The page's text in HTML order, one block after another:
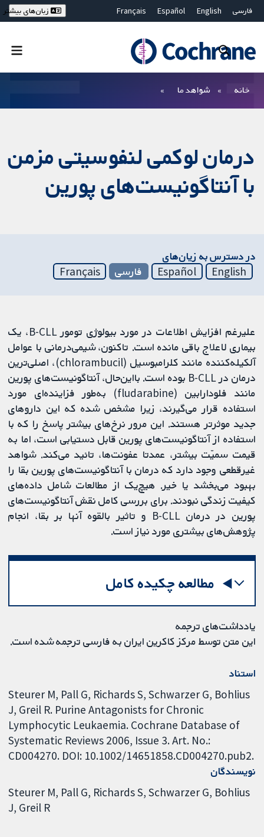
فارسی English
Español
Français
Bahasa Malaysia
ไทย
繁體中文
زبان‌های بیشتر
خانه شواهد ما
درمان لوکمی لنفوسیتی مزمن
با آنتاگونیست‌های پورین
در دسترس به زیان‌های
English
Español فارسی Français
علیرغم افزایش اطلاعات در مورد بیولوژی تومور B-CLL، یک
بیماری لاعلاج باقی مانده است. تاکنون، شیمی‌درمانی با عوامل
آلکیله‌کننده مانند کلرامبوسیل (chlorambucil)، اصلی‌ترین
درمان در B-CLL بوده است. بااین‌حال، آنتاگونیست‌های پورین
مانند فلودارابین (fludarabine) به‌طور فزاینده‌ای مورد
استفاده قرار می‌گیرند، زیرا مشخص شده که این داروهای
جدید موثرتر هستند. این مرور نرخ‌های بیشتر پاسخ را که با
استفاده از آنتاگونیست‌های پورین قابل دستیابی است، اما به
قیمت سمیّت بیشتر، عمدتا عفونت‌ها، تائید می‌کند. شواهد
غیرقطعی وجود دارد که درمان با آنتاگونیست‌های پورین بقا را
بهبود می‌بخشد یا خیر. هیچ‌یک از مطالعات شامل داده‌های
کیفیت زندگی نبودند. برای بررسی کامل نقش آنتاگونیست‌های
پورین در درمان B-CLL و تاثیر بالقوه آنها بر بقا، انجام
پژوهش‌های بیشتری مورد نیاز است.
مطالعه چکیده کامل
یادداشت‌های ترجمه
این متن توسط مرکز کاکرین ایران به فارسی ترجمه شده است.
استناد
Steurer M, Pall G, Richards S, Schwarzer G, Bohlius
J, Greil R. Purine Antagonists for Chronic
Lymphocytic Leukaemia. Cochrane Database of
Systematic Reviews 2006, Issue 3. Art. No.:
CD004270. DOI: 10.1002/14651858.CD004270.pub2.
نویسندگان
Steurer M Pall G Richards S Schwarzer G Bohlius
J Greil R